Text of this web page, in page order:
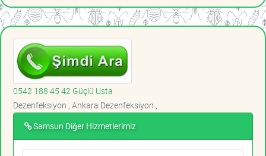
0542 188 45 42 Güçlü Usta
Dezenfeksiyon , Ankara Dezenfeksiyon ,
Samsun Diğer Hizmetlerimiz